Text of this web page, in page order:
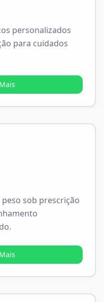
personalizados
para cuidados
sob prescrição